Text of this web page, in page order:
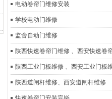
电动卷帘门维修安装
学校电动门维修
监舍自动门维修
陕西快速卷帘门维修 、西安快速卷
陕西工业门板维修 、西安工业门板
陕西道闸杆维修、西安道闸杆维修